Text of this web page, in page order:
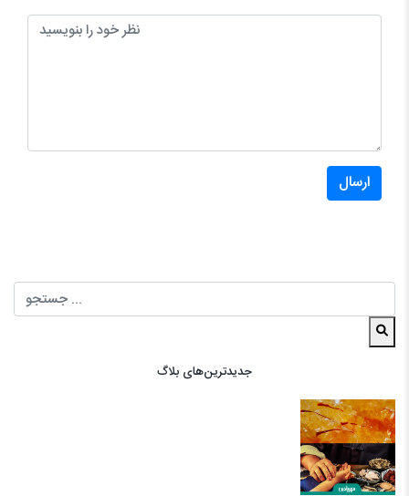
ارسال
جدیدترین‌های بلاگ